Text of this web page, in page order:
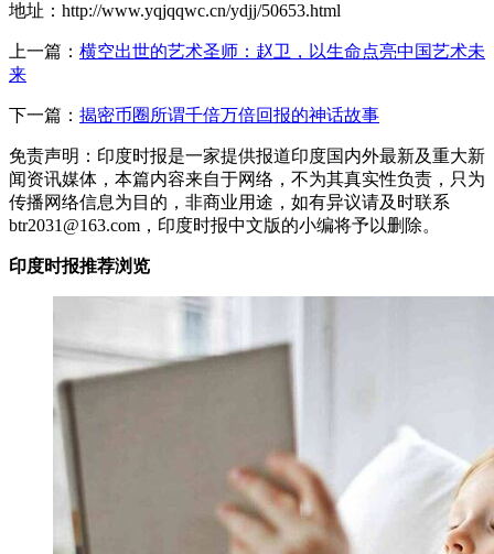
地址：http://www.yqjqqwc.cn/ydjj/50653.html
上一篇： 横空出世的艺术圣师：赵卫，以生命点亮中国艺术未
来
下一篇： 揭密币圈所谓千倍万倍回报的神话故事
免责声明：印度时报是一家提供报道印度国内外最新及重大新
闻资讯媒体，本篇内容来自于网络，不为其真实性负责，只为
传播网络信息为目的，非商业用途，如有异议请及时联系
btr2031@163.com，印度时报中文版的小编将予以删除。
印度时报推荐浏览